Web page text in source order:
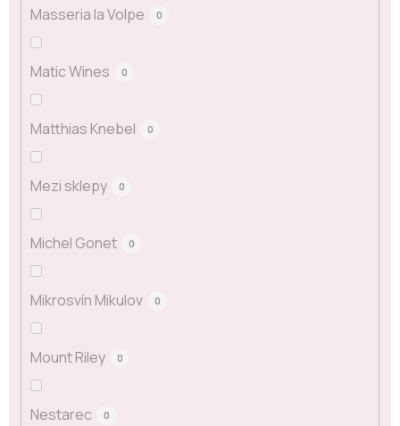
Masseria la Volpe 0
Matic Wines 0
Matthias Knebel 0
Mezi sklepy 0
Michel Gonet 0
Mikrosvín Mikulov 0
Mount Riley 0
Nestarec 0